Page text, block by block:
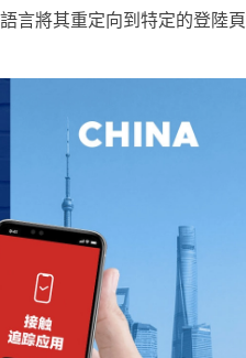
言將其重定向到特定的登陸頁